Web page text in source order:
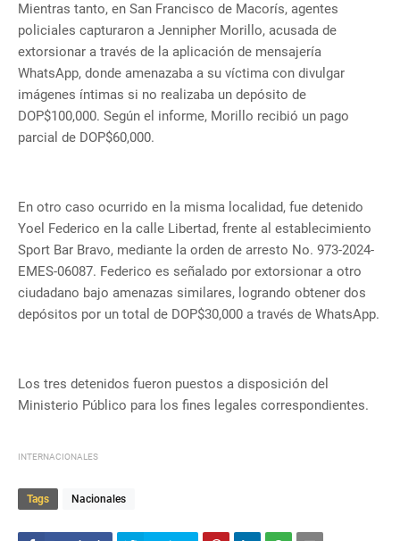
Mientras tanto, en San Francisco de Macorís, agentes
policiales capturaron a Jennipher Morillo, acusada de
extorsionar a través de la aplicación de mensajería
WhatsApp, donde amenazaba a su víctima con divulgar
imágenes íntimas si no realizaba un depósito de
DOP$100,000. Según el informe, Morillo recibió un pago
parcial de DOP$60,000.
En otro caso ocurrido en la misma localidad, fue detenido
Yoel Federico en la calle Libertad, frente al establecimiento
Sport Bar Bravo, mediante la orden de arresto No. 973-2024-
EMES-06087. Federico es señalado por extorsionar a otro
ciudadano bajo amenazas similares, logrando obtener dos
depósitos por un total de DOP$30,000 a través de WhatsApp.
Los tres detenidos fueron puestos a disposición del
Ministerio Público para los fines legales correspondientes.
INTERNACIONALES
Tags Nacionales